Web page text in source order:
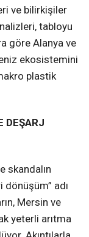
ve bilirkişiler
tabloyu
göre Alanya ve
ekosistemini
plastik
DEŞARJ
skandalın
dönüşüm” adı
Mersin ve
yeterli arıtma